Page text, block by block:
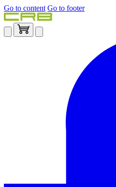
Go to content Go to footer